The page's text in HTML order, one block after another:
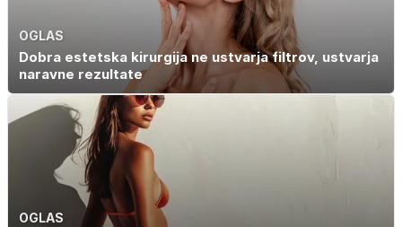
OGLAS
Dobra estetska kirurgija ne ustvarja filtrov, ustvarja
naravne rezultate
OGLAS